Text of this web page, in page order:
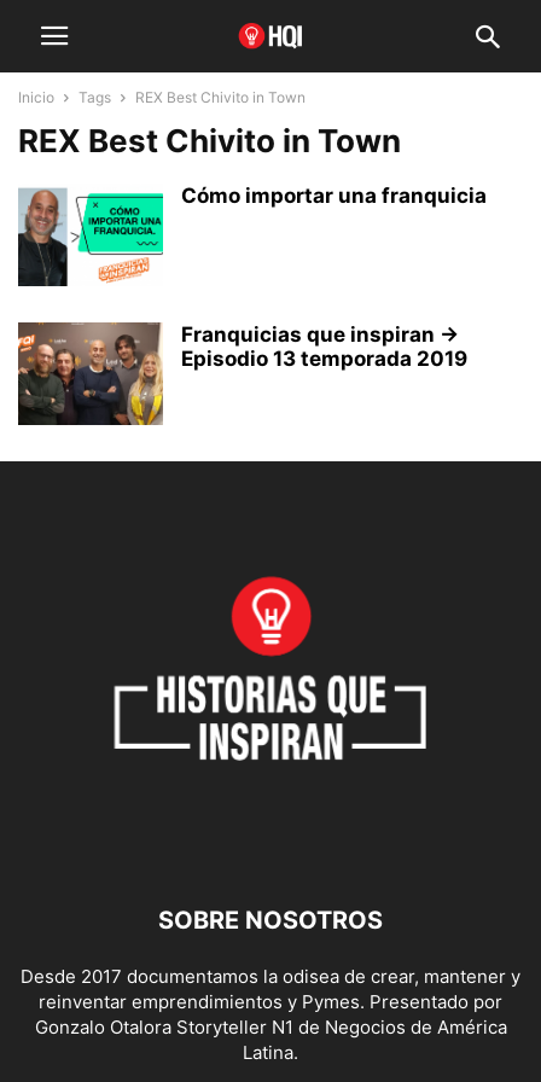
Inicio Tags REX Best Chivito in Town
REX Best Chivito in Town
Cómo importar una franquicia
Franquicias que inspiran →
Episodio 13 temporada 2019
SOBRE NOSOTROS
Desde 2017 documentamos la odisea de crear, mantener y
reinventar emprendimientos y Pymes. Presentado por
Gonzalo Otalora Storyteller N1 de Negocios de América
Latina.